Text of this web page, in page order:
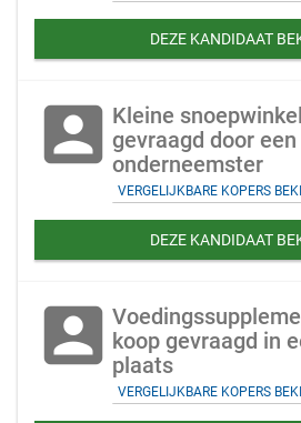
DEZE KANDIDAAT
account_box Kleine
gevraagd door
onderneemster
VERGELIJKBARE KOPERS
DEZE KANDIDAAT
account_box koop gevraagd in
plaats
VERGELIJKBARE KOPERS